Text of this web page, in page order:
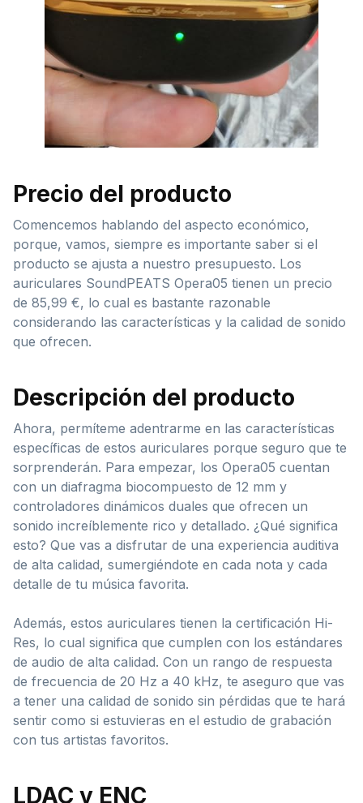
Precio del producto
Comencemos hablando del aspecto económico,
porque, vamos, siempre es importante saber si el
producto se ajusta a nuestro presupuesto. Los
auriculares SoundPEATS Opera05 tienen un precio
de 85,99 €, lo cual es bastante razonable
considerando las características y la calidad de sonido
que ofrecen.
Descripción del producto
Ahora, permíteme adentrarme en las características
específicas de estos auriculares porque seguro que te
sorprenderán. Para empezar, los Opera05 cuentan
con un diafragma biocompuesto de 12 mm y
controladores dinámicos duales que ofrecen un
sonido increíblemente rico y detallado. ¿Qué significa
esto? Que vas a disfrutar de una experiencia auditiva
de alta calidad, sumergiéndote en cada nota y cada
detalle de tu música favorita.
Además, estos auriculares tienen la certificación Hi-
Res, lo cual significa que cumplen con los estándares
de audio de alta calidad. Con un rango de respuesta
de frecuencia de 20 Hz a 40 kHz, te aseguro que vas
a tener una calidad de sonido sin pérdidas que te hará
sentir como si estuvieras en el estudio de grabación
con tus artistas favoritos.
LDAC y ENC